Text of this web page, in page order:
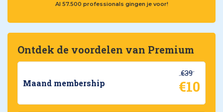
Al 57.500 professionals gingen je voor!
Ontdek de voordelen van Premium
Maand membership
€39
€10